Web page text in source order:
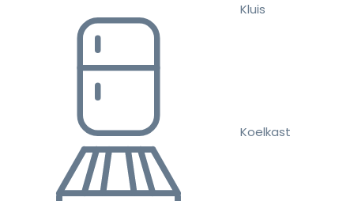
Kluis
Koelkast